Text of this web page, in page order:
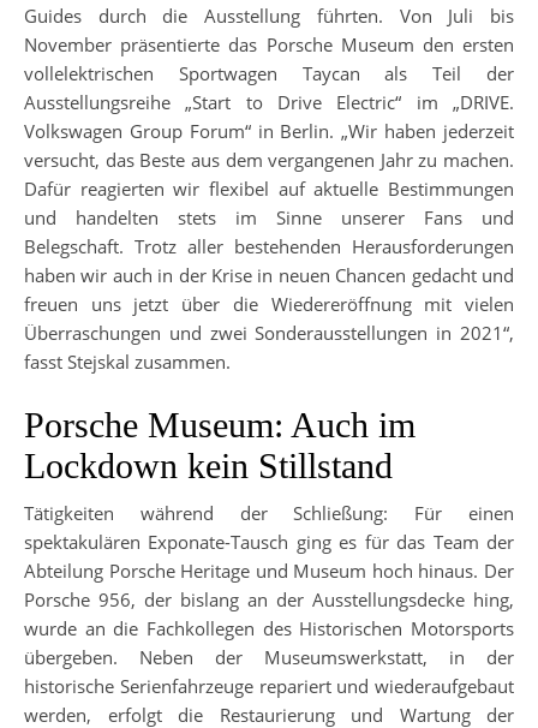
Guides durch die Ausstellung führten. Von Juli bis
November präsentierte das Porsche Museum den ersten
vollelektrischen Sportwagen Taycan als Teil der
Ausstellungsreihe „Start to Drive Electric“ im „DRIVE.
Volkswagen Group Forum“ in Berlin. „Wir haben jederzeit
versucht, das Beste aus dem vergangenen Jahr zu machen.
Dafür reagierten wir flexibel auf aktuelle Bestimmungen
und handelten stets im Sinne unserer Fans und
Belegschaft. Trotz aller bestehenden Herausforderungen
haben wir auch in der Krise in neuen Chancen gedacht und
freuen uns jetzt über die Wiedereröffnung mit vielen
Überraschungen und zwei Sonderausstellungen in 2021“,
fasst Stejskal zusammen.
Porsche Museum: Auch im
Lockdown kein Stillstand
Tätigkeiten während der Schließung: Für einen
spektakulären Exponate-Tausch ging es für das Team der
Abteilung Porsche Heritage und Museum hoch hinaus. Der
Porsche 956, der bislang an der Ausstellungsdecke hing,
wurde an die Fachkollegen des Historischen Motorsports
übergeben. Neben der Museumswerkstatt, in der
historische Serienfahrzeuge repariert und wiederaufgebaut
werden, erfolgt die Restaurierung und Wartung der